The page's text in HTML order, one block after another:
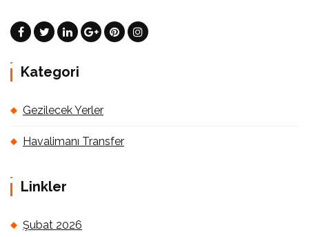
Kategori
Gezilecek Yerler
Havalimanı Transfer
Linkler
Şubat 2026